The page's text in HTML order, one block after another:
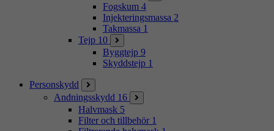
Fogskum 4
Injekteringsmassa 2
Takmassa 1
Tejp 10
Byggtejp 9
Skyddstejp 1
Personskydd
Andningsskydd 16
Halvmask 5
Filter och tillbehör 1